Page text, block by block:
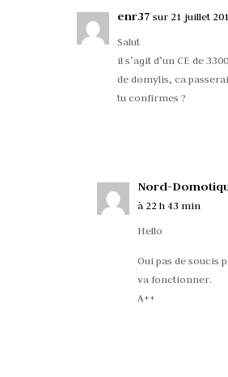
enr37 sur 21 juillet
Salut
il s’agit d’un CE de
de domylis, ca
tu confirmes ?
Nord-
à 22 h 43 min
Hello
Oui pas de soucis
va fonctionner.
A++